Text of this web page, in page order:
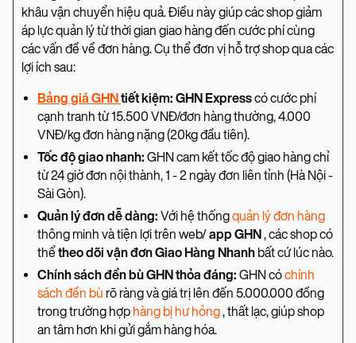
khâu vận chuyển hiệu quả. Điều này giúp các shop giảm
áp lực quản lý từ thời gian giao hàng đến cước phí cùng
các vấn đề về đơn hàng. Cụ thể đơn vị hỗ trợ shop qua các
lợi ích sau:
Bảng giá GHNtiết kiệm: GHN Expresscó cước phí
cạnh tranh từ 15.500 VNĐ/đơn hàng thường, 4.000
VNĐ/kg đơn hàng nặng (20kg đầu tiên).
Tốc độ giao nhanh: GHN cam kết tốc độ giao hàng chỉ
từ 24 giờ đơn nội thành, 1 - 2 ngày đơn liên tỉnh (Hà Nội -
Sài Gòn).
Quản lý đơn dễ dàng: Với hệ thốngquản lý đơn hàng
thông minh và tiện lợi trên web/app GHN, các shop có
thểtheo dõi vận đơn Giao Hàng Nhanh bất cứ lúc nào.
Chính sách đền bù GHN thỏa đáng: GHN cóchính
sách đền bù rõ ràng và giá trị lên đến 5.000.000 đồng
trong trường hợp hàng bị hư hỏng, thất lạc, giúp shop
an tâm hơn khi gửi gắm hàng hóa.